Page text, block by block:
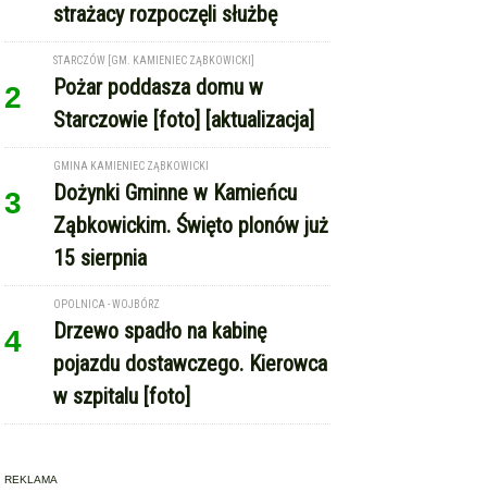
strażacy rozpoczęli służbę
2
STARCZÓW [GM. KAMIENIEC ZĄBKOWICKI]
Pożar poddasza domu w
Starczowie [foto] [aktualizacja]
3
GMINA KAMIENIEC ZĄBKOWICKI
Dożynki Gminne w Kamieńcu
Ząbkowickim. Święto plonów już
15 sierpnia
4
OPOLNICA - WOJBÓRZ
Drzewo spadło na kabinę
pojazdu dostawczego. Kierowca
w szpitalu [foto]
REKLAMA